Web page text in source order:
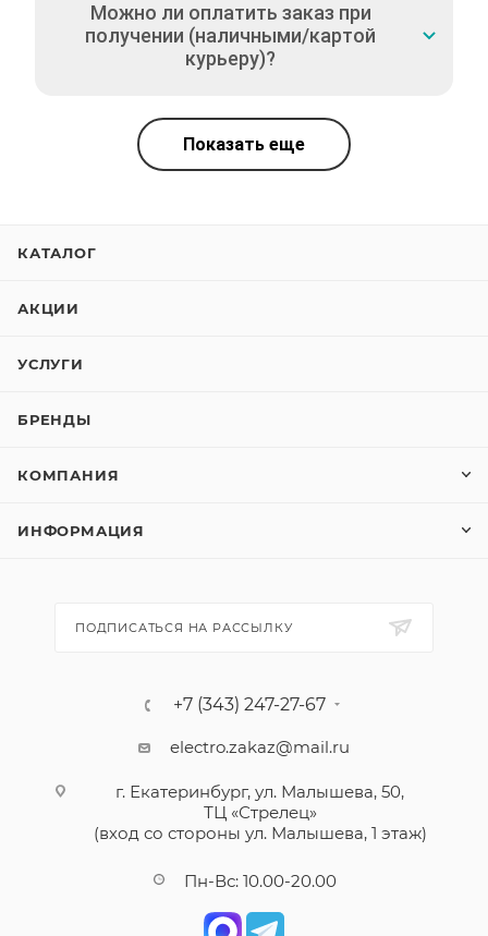
Можно ли оплатить заказ при
получении (наличными/картой
курьеру)?
Показать еще
КАТАЛОГ
АКЦИИ
УСЛУГИ
БРЕНДЫ
КОМПАНИЯ
ИНФОРМАЦИЯ
ПОДПИСАТЬСЯ НА РАССЫЛКУ
+7 (343) 247-27-67
electro.zakaz@mail.ru
г. Екатеринбург, ул. Малышева, 50,
ТЦ «Стрелец»
(вход со стороны ул. Малышева, 1 этаж)
Пн-Вс: 10.00-20.00